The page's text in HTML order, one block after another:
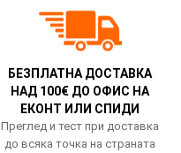
БЕЗПЛАТНА ДОСТАВКА
НАД 100€ ДО ОФИС НА
ЕКОНТ ИЛИ СПИДИ
Преглед и тест при доставка
до всяка точка на страната